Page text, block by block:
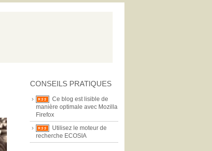
CONSEILS PRATIQUES
Ce blog est lisible de
manière optimale avec Mozilla
Firefox
Utilisez le moteur de
recherche ECOSIA